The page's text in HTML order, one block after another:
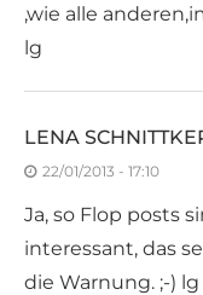
,wie alle
lg
LENA
22/01/2013 - 17:10
Ja, so Flop posts
interessant, das
die Warnung. ;-) lg